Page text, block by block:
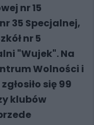
nr 15
35 Specjalnej,
nr 5
"Wujek". Na
Wolności i
się 99
klubów